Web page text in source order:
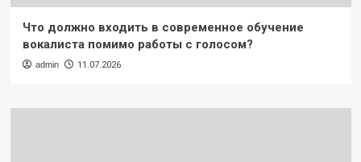
Что должно входить в современное обучение
вокалиста помимо работы с голосом?
admin 11.07.2026